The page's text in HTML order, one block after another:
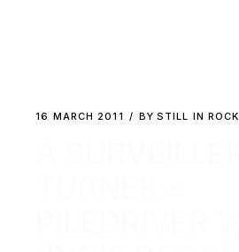
16 MARCH 2011 BY STILL IN ROCK